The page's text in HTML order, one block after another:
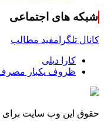
شبکه های اجتماعی
کانال تلگرامفید مطالب
کارا دیلی
ظروف یکبار
حقوق این وب سایت